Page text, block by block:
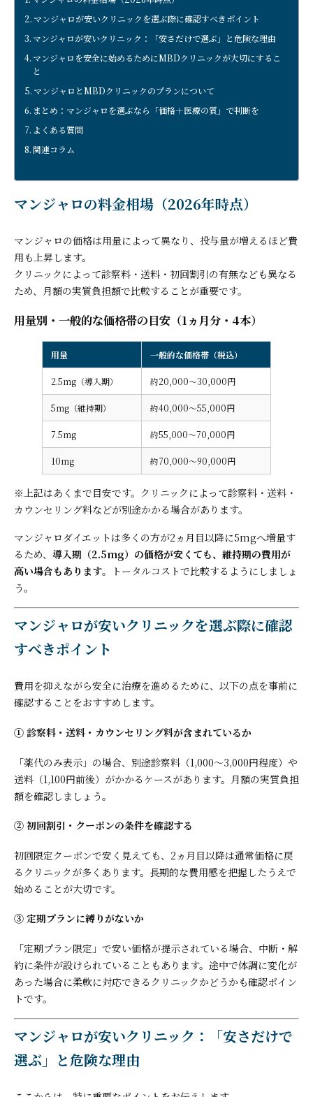
マンジャロが安いクリニックを選ぶ際に確認すべきポイント
マンジャロが安いクリニック：「安さだけで選ぶ」と危険な理由
マンジャロを安全に始めるためにMBDクリニックが大切にするこ
と
マンジャロとMBDクリニックのプランについて
まとめ：マンジャロを選ぶなら「価格＋医療の質」で判断を
よくある質問
関連コラム
マンジャロの料金相場（2026年時点）
マンジャロの価格は用量によって異なり、投与量が増えるほど費
用も上昇します。
クリニックによって診察料・送料・初回割引の有無なども異なる
ため、月額の実質負担額で比較することが重要です。
用量別・一般的な価格帯の目安（1ヵ月分・4本）
用量 一般的な価格帯（税込）
2.5mg（導入期） 約20,000〜30,000円
5mg（維持期） 約40,000〜55,000円
7.5mg 約55,000〜70,000円
10mg 約70,000〜90,000円
※上記はあくまで目安です。クリニックによって診察料・送料・
カウンセリング料などが別途かかる場合があります。
マンジャロダイエットは多くの方が2ヵ月目以降に5mgへ増量す
るため、 導入期（2.5mg）の価格が安くても、維持期の費用が
高い場合もあります。トータルコストで比較するようにしましょ
う。
マンジャロが安いクリニックを選ぶ際に確認
すべきポイント
費用を抑えながら安全に治療を進めるために、以下の点を事前に
確認することをおすすめします。
① 診察料・送料・カウンセリング料が含まれているか
「薬代のみ表示」の場合、別途診察料（1,000〜3,000円程度）や
送料（1,100円前後）がかかるケースがあります。月額の実質負担
額を確認しましょう。
② 初回割引・クーポンの条件を確認する
初回限定クーポンで安く見えても、2ヵ月目以降は通常価格に戻
るクリニックが多くあります。長期的な費用感を把握したうえで
始めることが大切です。
③ 定期プランに縛りがないか
「定期プラン限定」で安い価格が提示されている場合、中断・解
約に条件が設けられていることもあります。途中で体調に変化が
あった場合に柔軟に対応できるクリニックかどうかも確認ポイン
トです。
マンジャロが安いクリニック：「安さだけで
選ぶ」と危険な理由